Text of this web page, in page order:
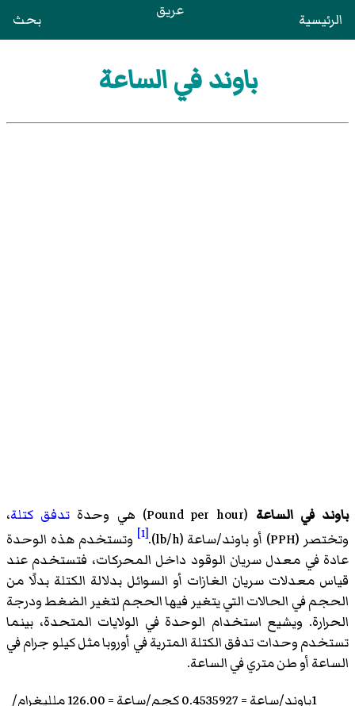
الرئيسية عريق بحث
باوند في الساعة
باوند في الساعة (
Pound per hour)‏ هي وحدة تدفق كتلة،
وتختصر (PPH)‏ أو باوند/ساعة (lb/h
)‏.
[1]
وتستخدم هذه الوحدة
عادة في معدل سريان الوقود داخل المحركات، فتستخدم عند
قياس معدلات سريان الغازات أو السوائل بدلالة الكتلة بدلًا من
الحجم في الحالات التي يتغير فيها الحجم لتغير الضغط ودرجة
الحرارة. ويشيع استخدام الوحدة في الولايات المتحدة، بينما
تستخدم وحدات تدفق الكتلة المترية في أوروبا مثل كيلو جرام في
الساعة أو طن متري في الساعة.
1باوند/ساعة = 0.4535927 كجم/ساعة = 126.00 ملليغرام/